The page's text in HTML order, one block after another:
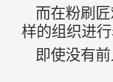
而在粉刷
样的组织进
即使没有